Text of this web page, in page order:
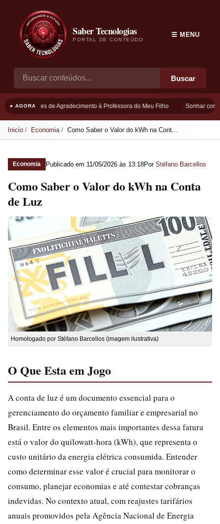
Saber Tecnologias
PORTAL DE CONTEÚDO
Buscar
☰ MENU
● AGORAFrases de Agradecimento à Professora do Meu Filho Sonhar com
Inicio Economia Como Saber o Valor do kWh na Cont...
Economia Publicado em 11/05/2026 às 13:18Por Stéfano Barcellos
Como Saber o Valor do kWh na Conta
de Luz
Homologado por Stéfano Barcellos (imagem ilustrativa)
O Que Esta em Jogo
A conta de luz é um documento essencial para o
gerenciamento do orçamento familiar e empresarial no
Brasil. Entre os elementos mais importantes dessa fatura
está o valor do quilowatt-hora (kWh), que representa o
custo unitário da energia elétrica consumida. Entender
como determinar esse valor é crucial para monitorar o
consumo, planejar economias e até contestar cobranças
indevidas. No contexto atual, com reajustes tarifários
anuais promovidos pela Agência Nacional de Energia